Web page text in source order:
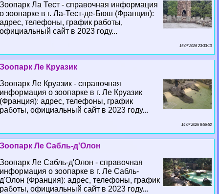
Зоопарк Ла Тест - справочная информация
о зоопарке в г. Ла-Тест-де-Бюш (Франция):
адрес, телефоны, график работы,
официальный сайт в 2023 году...
15 07 2026 23:33:10
Зоопарк Ле Круазик
Зоопарк Ле Круазик - справочная
информация о зоопарке в г. Ле Круазик
(Франция): адрес, телефоны, график
работы, официальный сайт в 2023 году...
14 07 2026 8:56:52
Зоопарк Ле Сабль-д'Олон
Зоопарк Ле Сабль-д'Олон - справочная
информация о зоопарке в г. Ле Сабль-
д'Олон (Франция): адрес, телефоны, график
работы, официальный сайт в 2023 году...